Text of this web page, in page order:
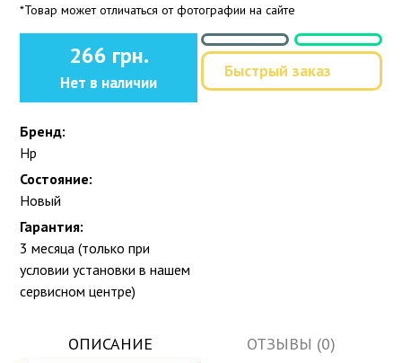
*Товар может отличаться от фотографии на сайте
266 грн.
Нет в наличии
Быстрый заказ
Бренд:
Hp
Состояние:
Новый
Гарантия:
3 месяца (только при
условии установки в нашем
сервисном центре)
ОПИСАНИЕ ОТЗЫВЫ (0)